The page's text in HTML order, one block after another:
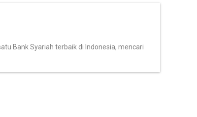
Bank Syariah terbaik di Indonesia, mencari